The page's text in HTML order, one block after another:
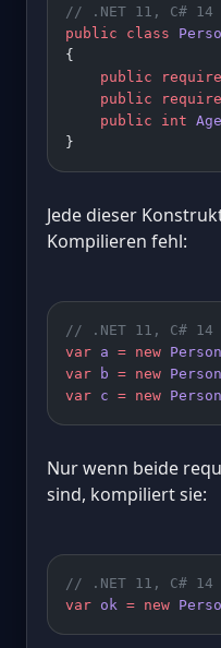
// .NET 11, C# 14
public class
{
    public
    public
    public
int Age
}
Jede dieser
Kompilieren fehl:
// .NET 11, C# 14
var a = new Person
var b = new Person
var c = new Person
Nur wenn beide
sind, kompiliert sie:
// .NET 11, C#
var ok = new